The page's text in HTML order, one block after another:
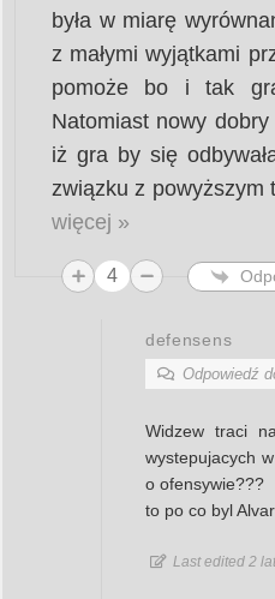
była w miarę
z małymi wyjątkami
pomoże bo i tak
Natomiast nowy
iż gra by się
związku z powyższym
więcej »
4
defensens
Odpowiedź
Widzew traci
wystepujacych
o ofensywie???
to po co byl
Last edited 2